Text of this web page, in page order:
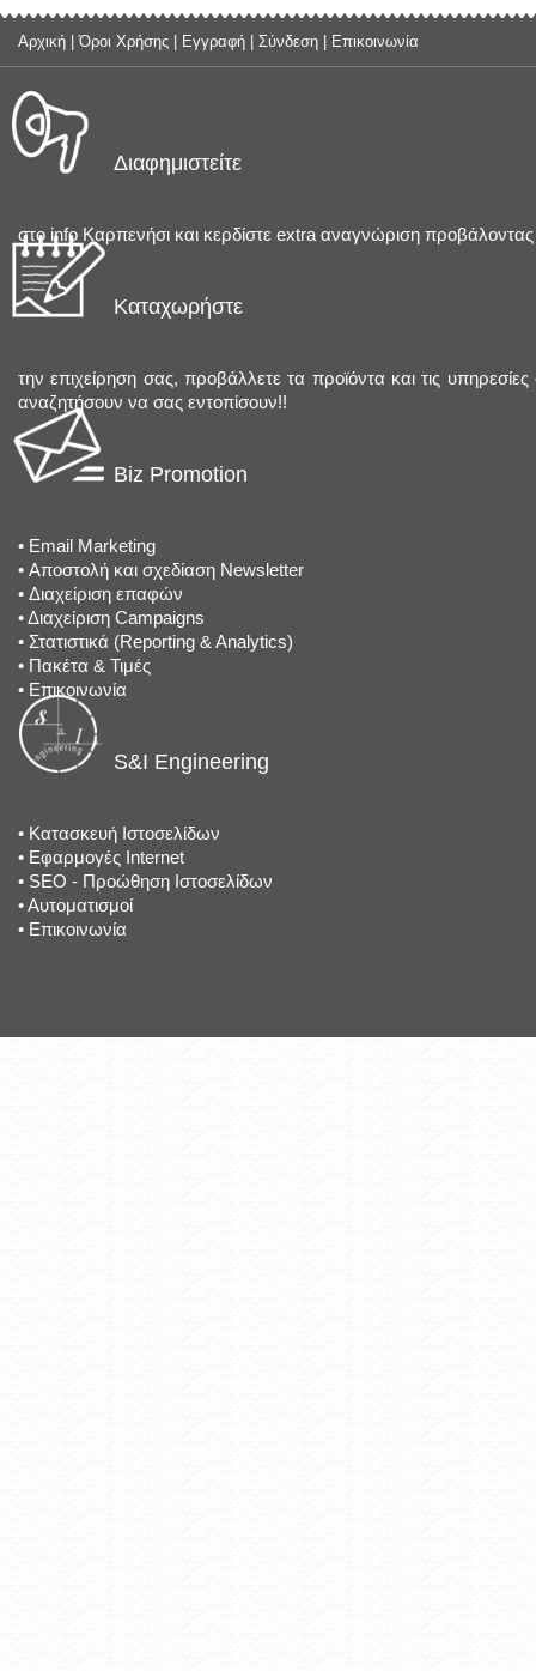
Αρχική |Όροι Χρήσης Εγγραφή Σύνδεση Επικοινωνία
Διαφημιστείτε
στο info Καρπενήσι και κερδίστε extra αναγνώριση
Καταχωρήστε
την επιχείρηση σας, προβάλλετε τα προϊόντα και τις
αναζητήσουν να σας εντοπίσουν!!
Biz Promotion
• Email Marketing
• Αποστολή και σχεδίαση Newsletter
• Διαχείριση επαφών
•Διαχείριση Campaigns
• Στατιστικά (Reporting & Analytics)
• Πακέτα & Τιμές
• Επικοινωνία
S&I Engineering
• Κατασκευή Ιστοσελίδων
• Εφαρμογές Internet
• SEO - Προώθηση Ιστοσελίδων
•Αυτοματισμοί
• Επικοινωνία